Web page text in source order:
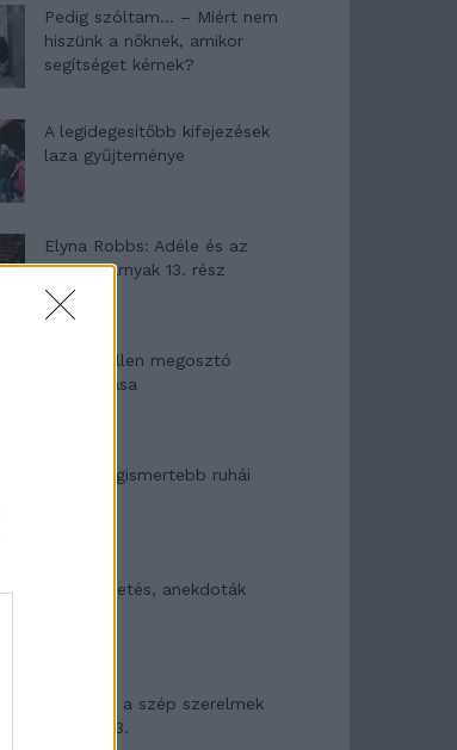
Pedig szóltam… – Miért nem
hiszünk a nőknek, amikor
segítséget kérnek?
A legidegesítőbb kifejezések
laza gyűjteménye
Elyna Robbs: Adéle és az
örökölt árnyak 13. rész
Woody Allen megosztó
zsenialitása
A világ legismertebb ruhái
Nyár, nevetés, anekdoták
Panna és a szép szerelmek
mítosza 3.